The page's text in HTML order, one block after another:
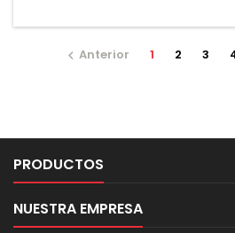
 Anterior 1 2 3
PRODUCTOS
NUESTRA EMPRESA